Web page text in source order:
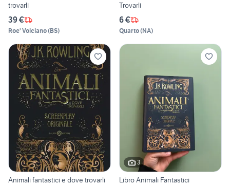
trovarli
39 €
Roe' Volciano(BS)
Trovarli
6 €
Quarto(NA)
Animali fantastici e dove trovarli
3
Libro Animali Fantastici